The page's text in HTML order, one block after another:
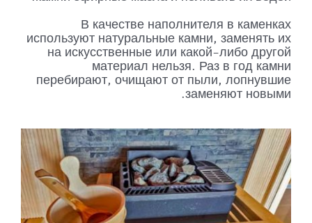
В качестве наполнителя в каменках
используют натуральные камни, заменять их
на искусственные или какой-либо другой
материал нельзя. Раз в год камни
перебирают, очищают от пыли, лопнувшие
заменяют новыми.